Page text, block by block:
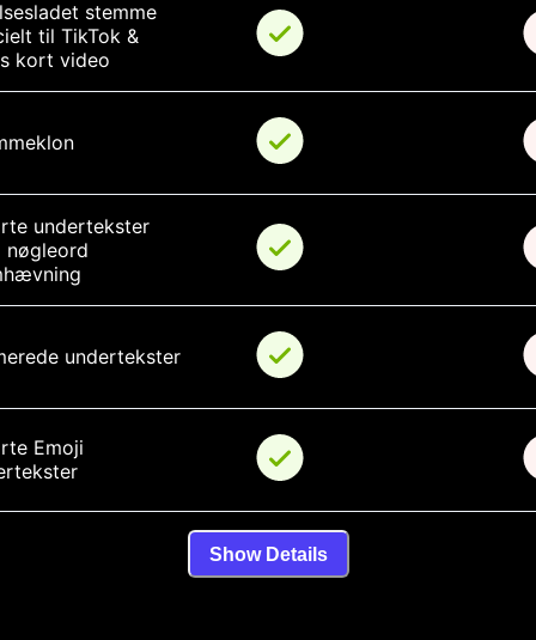
stemme
til TikTok &
kort video
undertekster
nøgleord
undertekster
Emoji
Show Details